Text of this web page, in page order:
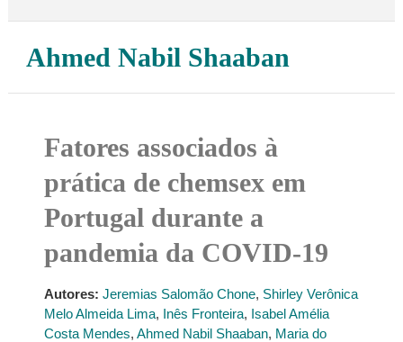
Ahmed Nabil Shaaban
Fatores associados à
prática de chemsex em
Portugal durante a
pandemia da COVID-19
Autores: Jeremias Salomão Chone, Shirley Verônica
Melo Almeida Lima, Inês Fronteira, Isabel Amélia
Costa Mendes, Ahmed Nabil Shaaban, Maria do